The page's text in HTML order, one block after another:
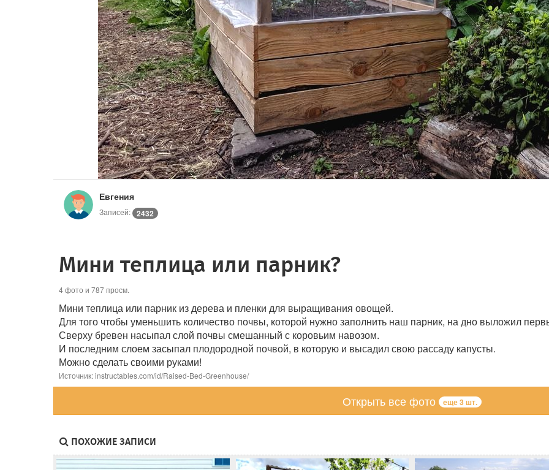
Евгения
Записей: 2432
Мини теплица или парник?
4 фото и 787 просм.
Мини теплица или парник из дерева и пленки для выращивания овощей.
Для того чтобы уменьшить количество почвы, которой нужно заполнить наш парник, на дно выложил
Сверху бревен насыпал слой почвы смешанный с коровьим навозом.
И последним слоем засыпал плодородной почвой, в которую и высадил свою рассаду капусты.
Можно сделать своими руками!
Источник: instructables.com/id/Raised-Bed-Greenhouse/
Открыть все фото еще 3 шт.
ПОХОЖИЕ ЗАПИСИ